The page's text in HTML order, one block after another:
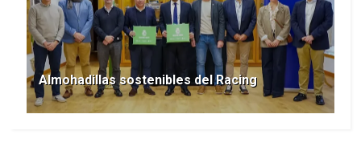
Almohadillas sostenibles del Racing